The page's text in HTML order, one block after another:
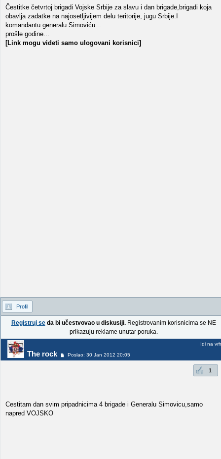
Čestitke četvrtoj brigadi Vojske Srbije za slavu i dan brigade,brigadi koja
obavlja zadatke na najosetljivijem delu teritorije, jugu Srbije.I
komandantu generalu Simoviću...
prošle godine...
[Link mogu videti samo ulogovani korisnici]
Profil
Registruj seda bi učestvovao u diskusiji.Registrovanim korisnicima se NE
prikazuju reklame unutar poruka.
The rock Poslao: 30 Jan 2012 20:05
Idi na vrh
1
Cestitam dan svim pripadnicima 4 brigade i Generalu Simovicu,samo
napred VOJSKO